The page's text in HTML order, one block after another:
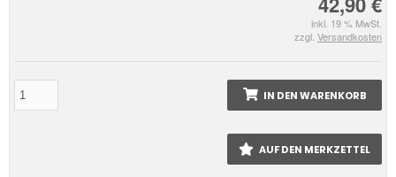
inkl. 19 % MwSt.
zzgl. Versandkosten
IN DEN WARENKORB
AUF DEN MERKZETTEL